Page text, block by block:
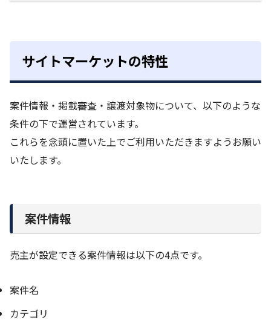
サイトマーケットの特性
案件情報・掲載審査・譲渡対象物について、以下のような
条件の下で運営されています。
これらを念頭に置いた上でご利用いただきますようお願い
いたします。
案件情報
売主が設定できる案件情報は以下の4点です。
案件名
カテゴリ